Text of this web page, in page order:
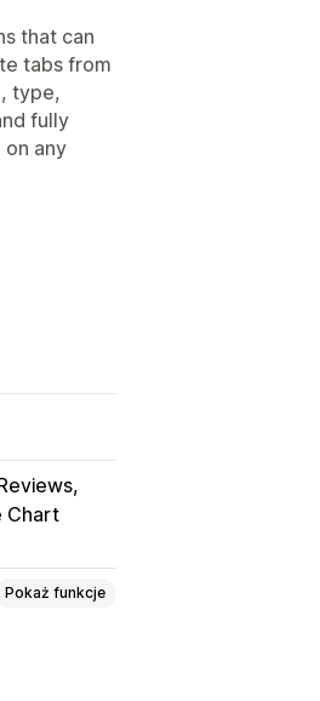
that can
tabs from
type,
fully
any
Chart
Pokaż funkcje